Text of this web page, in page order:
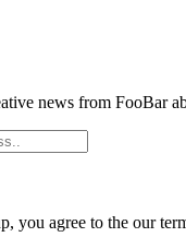
news from FooBar
you agree to the our